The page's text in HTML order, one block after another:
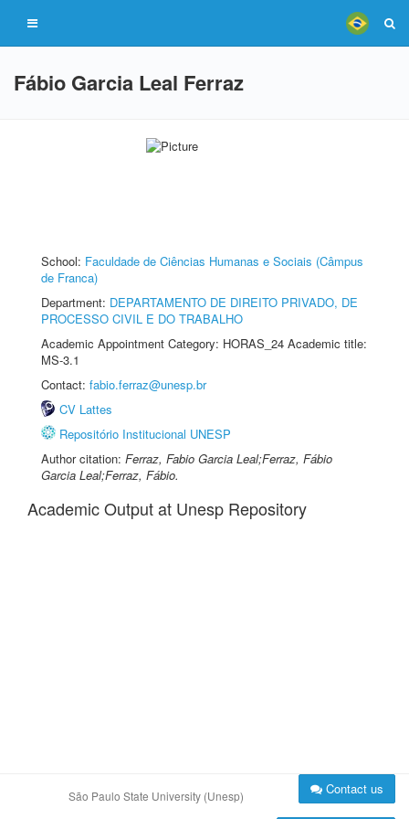
Fábio Garcia Leal Ferraz
School: Faculdade de Ciências Humanas e Sociais (Câmpus
de Franca)
Department: DEPARTAMENTO DE DIREITO PRIVADO, DE
PROCESSO CIVIL E DO TRABALHO
Academic Appointment Category: HORAS_24 Academic title:
MS-3.1
Contact: fabio.ferraz@unesp.br
CV Lattes
Repositório Institucional UNESP
Author citation: Ferraz, Fabio Garcia Leal;Ferraz, Fábio
Garcia Leal;Ferraz, Fábio.
Academic Output at Unesp Repository
São Paulo State University (Unesp) Contact us